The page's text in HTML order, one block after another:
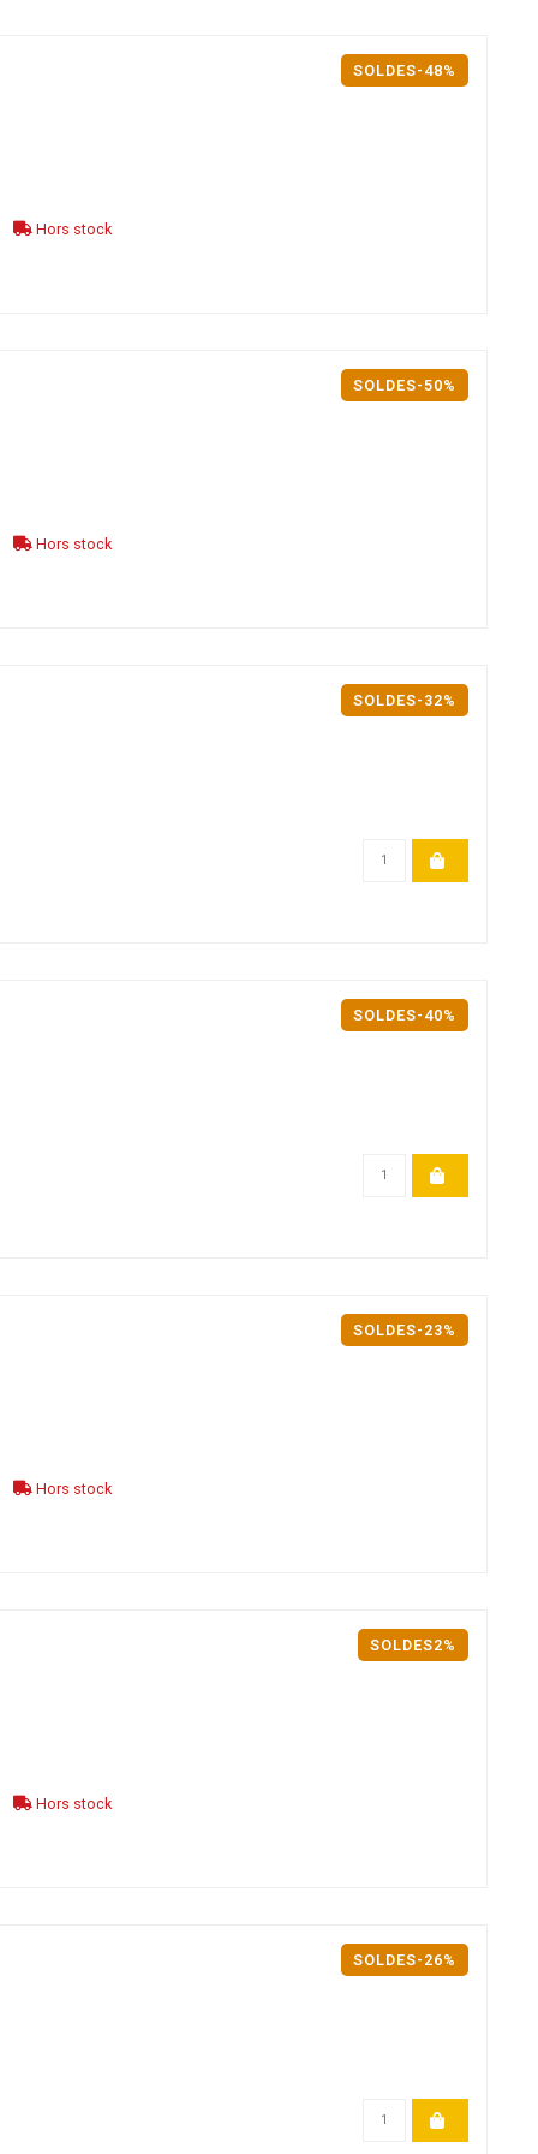
SOLDES-48%
Hors stock
SOLDES-50%
Hors stock
SOLDES-32%
SOLDES-40%
SOLDES-23%
Hors stock
SOLDES2%
Hors stock
SOLDES-26%